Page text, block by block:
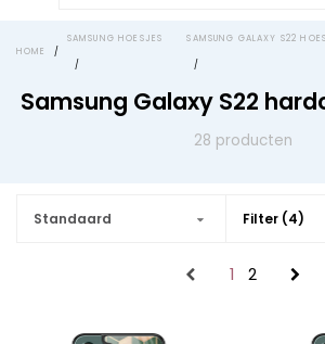
HOME /
SAMSUNG HOESJES
/
SAMSUNG GALAXY S22
/
Samsung Galaxy S22
28 producten
Standaard Filter (4)
1 2